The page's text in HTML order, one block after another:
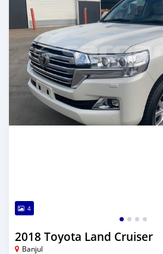
4
2018 Toyota Land Cruiser
Banjul